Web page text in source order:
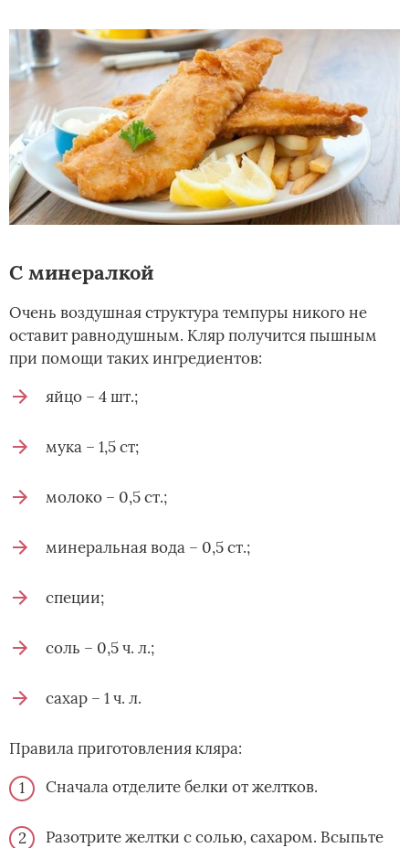
С минералкой
Очень воздушная структура темпуры никого не
оставит равнодушным. Кляр получится пышным
при помощи таких ингредиентов:
яйцо – 4 шт.;
мука – 1,5 ст;
молоко – 0,5 ст.;
минеральная вода – 0,5 ст.;
специи;
соль – 0,5 ч. л.;
сахар – 1 ч. л.
Правила приготовления кляра:
Сначала отделите белки от желтков.
Разотрите желтки с солью, сахаром. Всыпьте